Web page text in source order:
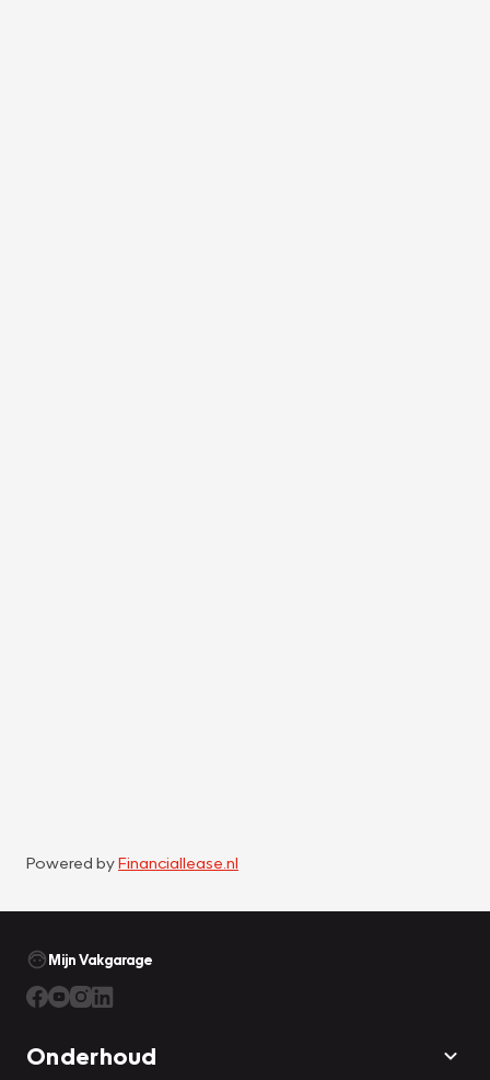
Powered byFinanciallease.nl
Mijn Vakgarage
Onderhoud